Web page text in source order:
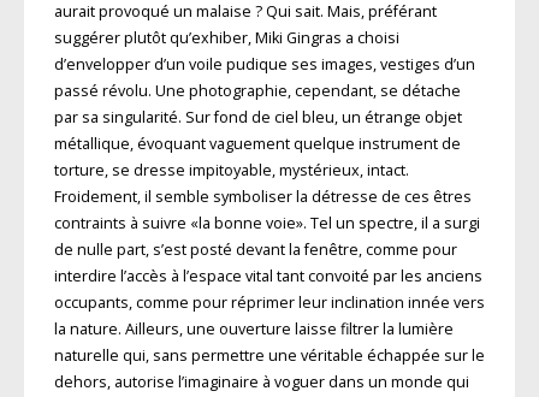
aurait provoqué un malaise ? Qui sait. Mais, préférant
suggérer plutôt qu’exhiber, Miki Gingras a choisi
d’envelopper d’un voile pudique ses images, vestiges d’un
passé révolu. Une photographie, cependant, se détache
par sa singularité. Sur fond de ciel bleu, un étrange objet
métallique, évoquant vaguement quelque instrument de
torture, se dresse impitoyable, mystérieux, intact.
Froidement, il semble symboliser la détresse de ces êtres
contraints à suivre «la bonne voie». Tel un spectre, il a surgi
de nulle part, s’est posté devant la fenêtre, comme pour
interdire l’accès à l’espace vital tant convoité par les anciens
occupants, comme pour réprimer leur inclination innée vers
la nature. Ailleurs, une ouverture laisse filtrer la lumière
naturelle qui, sans permettre une véritable échappée sur le
dehors, autorise l’imaginaire à voguer dans un monde qui